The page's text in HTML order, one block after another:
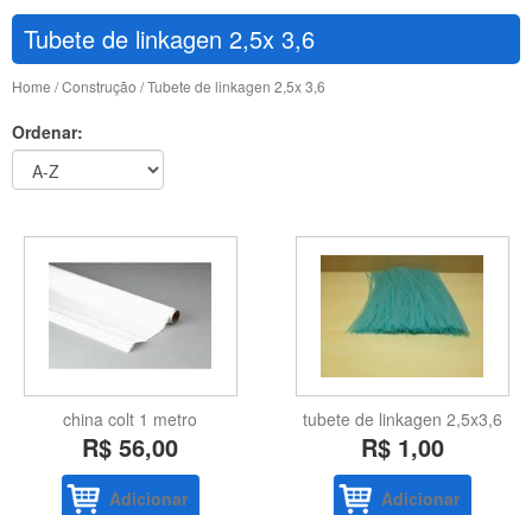
Tubete de linkagen 2,5x 3,6
Home /Construção / Tubete de linkagen 2,5x 3,6
Ordenar:
china colt 1 metro
R$ 56,00
Adicionar
tubete de linkagen 2,5x3,6
R$ 1,00
Adicionar